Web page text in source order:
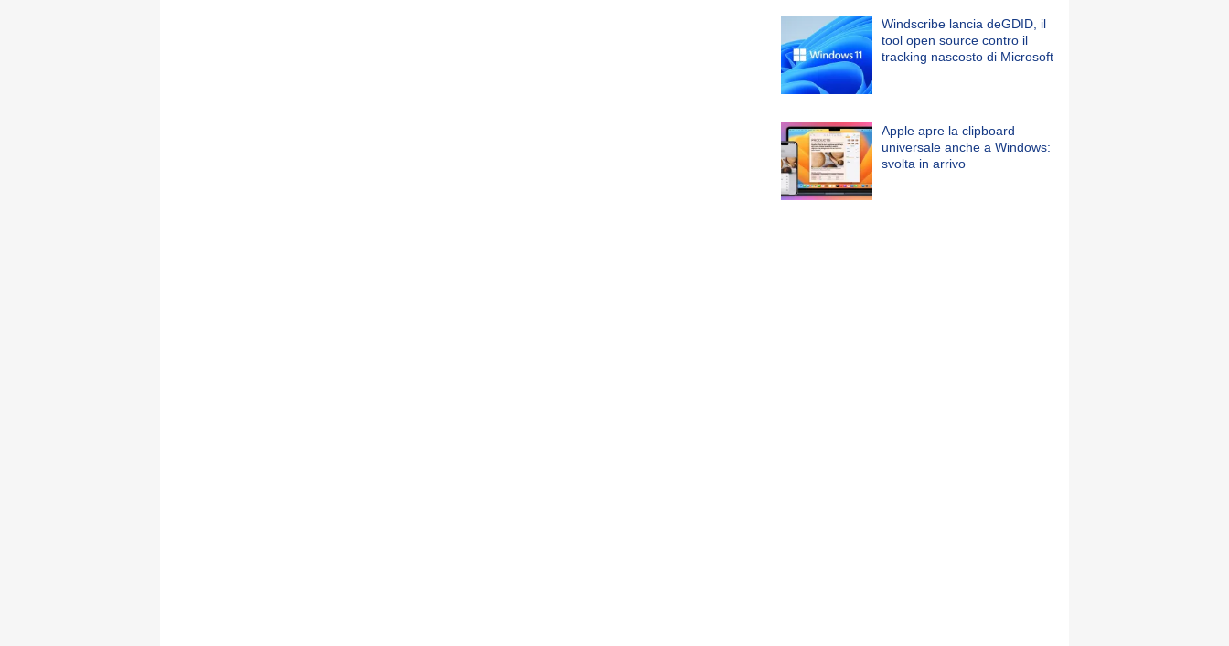
Windscribe lancia deGDID, il
tool open source contro il
tracking nascosto di Microsoft
Apple apre la clipboard
universale anche a Windows:
svolta in arrivo